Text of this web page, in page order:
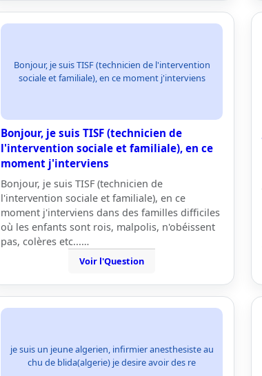
Bonjour, je suis TISF (technicien de l'intervention
sociale et familiale), en ce moment j'interviens
Bonjour, je suis TISF (technicien de
l'intervention sociale et familiale), en ce
moment j'interviens
Bonjour, je suis TISF (technicien de
l'intervention sociale et familiale), en ce
moment j'interviens dans des familles difficiles
où les enfants sont rois, malpolis, n'obéissent
pas, colères etc...…
Voir l'Question
je suis un jeune algerien, infirmier anesthesiste au
chu de blida(algerie) je desire avoir des re